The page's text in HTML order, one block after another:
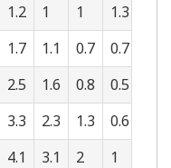
1.2 1 1 1.3
1.7 1.1 0.7 0.7
2.5 1.6 0.8 0.5
3.3 2.3 1.3 0.6
4.1 3.1 2 1